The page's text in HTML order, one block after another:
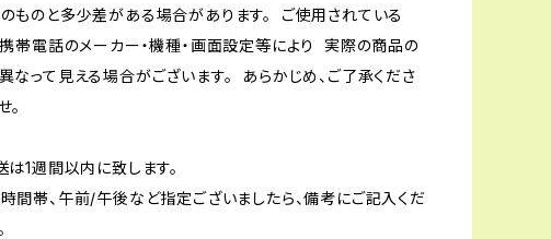
ものと多少差がある場合があります。 ご使用されている
携帯電話のメーカー・機種・画面設定等により 実際の商品の
なって見える場合がございます。 あらかじめ、ご了承くださ
。
は1週間以内に致します。
間帯、午前/午後など指定ございましたら、備考にご記入くだ